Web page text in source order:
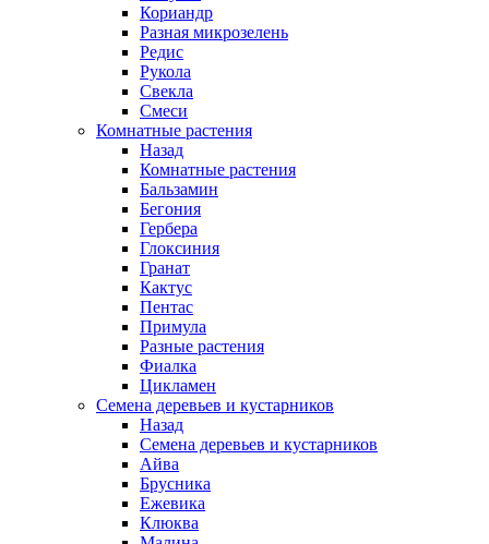
Кориандр
Разная микрозелень
Редис
Рукола
Свекла
Смеси
Комнатные растения
Назад
Комнатные растения
Бальзамин
Бегония
Гербера
Глоксиния
Гранат
Кактус
Пентас
Примула
Разные растения
Фиалка
Цикламен
Семена деревьев и кустарников
Назад
Семена деревьев и кустарников
Айва
Брусника
Ежевика
Клюква